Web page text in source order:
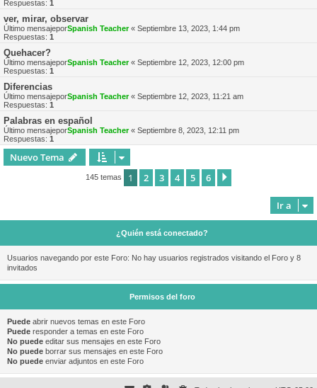
Respuestas: 1
ver, mirar, observar
Último mensajeporSpanish Teacher« Septiembre 13, 2023, 1:44 pm
Respuestas: 1
Quehacer?
Último mensajeporSpanish Teacher« Septiembre 12, 2023, 12:00 pm
Respuestas: 1
Diferencias
Último mensajeporSpanish Teacher« Septiembre 12, 2023, 11:21 am
Respuestas: 1
Palabras en español
Último mensajeporSpanish Teacher« Septiembre 8, 2023, 12:11 pm
Respuestas: 1
Nuevo Tema
145 temas 1 2 3 4 5 6
Ir a
¿Quién está conectado?
Usuarios navegando por este Foro: No hay usuarios registrados visitando el Foro y 8
invitados
Permisos del foro
Puede abrir nuevos temas en este Foro
Puede responder a temas en este Foro
No puede editar sus mensajes en este Foro
No puede borrar sus mensajes en este Foro
No puede enviar adjuntos en este Foro